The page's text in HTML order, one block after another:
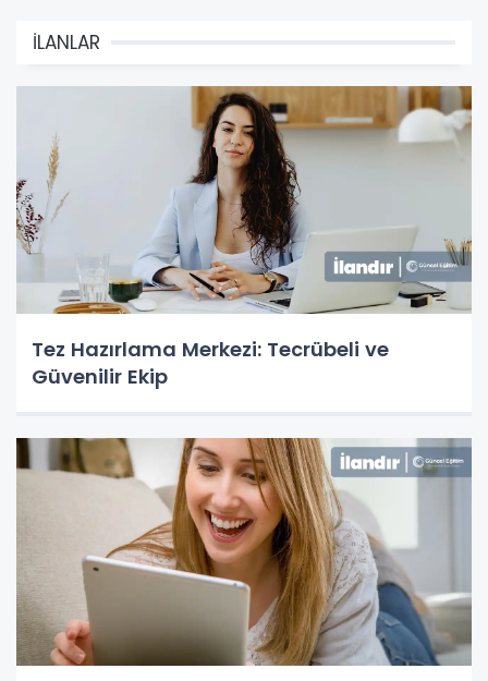
İLANLAR
Tez Hazırlama Merkezi: Tecrübeli ve
Güvenilir Ekip